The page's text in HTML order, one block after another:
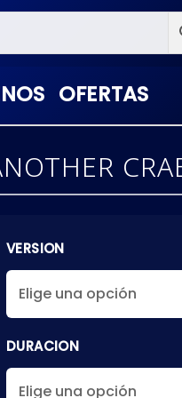
OFERTAS
VERSION
DURACION